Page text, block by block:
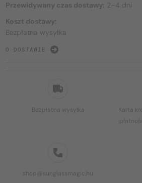
Bezpłatna wysyłka
Karta
shop@sunglassmagic.hu
Przewidywany czas dostawy: 2–4 dni
Koszt dostawy:
Bezpłatna wysyłka
O DOSTAWIE